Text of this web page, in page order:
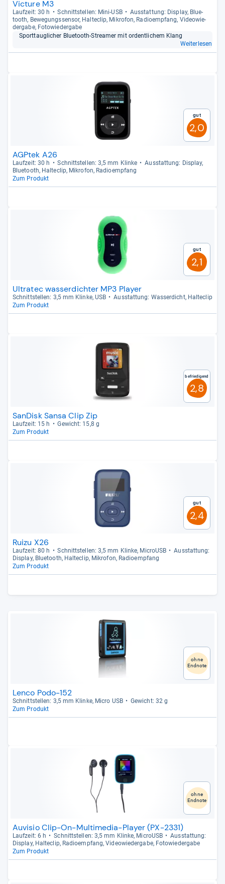
Victure M3
Lauf­zeit: 30 h Schnitt­stel­len: Mini-​USB
Aus­stat­tung: Dis­play, Blue­
tooth, Bewe­gungs­sen­sor, Hal­te­clip, Mikro­fon, Radio­emp­fang, Video­wie­
der­gabe, Foto­wie­der­gabe
Sport­taug­li­cher Blue­tooth-​Stre­a­mer mit ordent­li­chem Klang
Weiterlesen
Gut
2,0
AGPtek A26
Lauf­zeit: 30 h Schnitt­stel­len: 3,5 mm Klinke
Aus­stat­tung: Dis­play,
Blue­tooth, Hal­te­clip, Mikro­fon, Radio­emp­fang
Zum Produkt
Gut
2,1
Ultratec wasserdichter MP3 Player
Schnitt­stel­len: 3,5 mm Klinke, USB
Aus­stat­tung: Was­ser­dicht, Hal­te­clip
Zum Produkt
Befriedigend
2,8
SanDisk Sansa Clip Zip
Lauf­zeit: 15 h
Gewicht: 15,8 g
Zum Produkt
Gut
2,4
Ruizu X26
Lauf­zeit: 80 h Schnitt­stel­len: 3,5 mm Klinke, MicroUSB
Aus­stat­tung:
Dis­play, Blue­tooth, Hal­te­clip, Mikro­fon, Radio­emp­fang
Zum Produkt
ohne
Endnote
Lenco Podo-152
Schnitt­stel­len: 3,5 mm Klinke, Micro USB
Gewicht: 32 g
Zum Produkt
ohne
Endnote
Auvisio Clip-On-Multimedia-Player (PX-2331)
Lauf­zeit: 6 h Schnitt­stel­len: 3,5 mm Klinke, MicroUSB
Aus­stat­tung:
Dis­play, Hal­te­clip, Radio­emp­fang, Video­wie­der­gabe, Foto­wie­der­gabe
Zum Produkt